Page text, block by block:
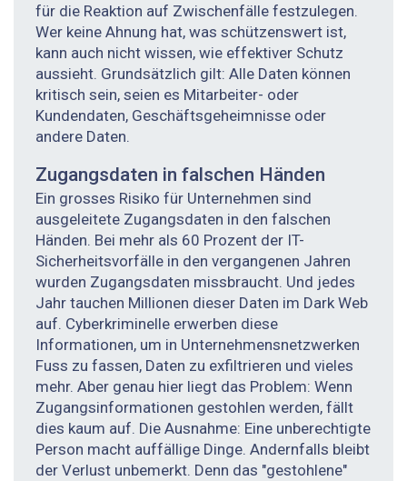
für die Reaktion auf Zwischenfälle festzulegen.
Wer keine Ahnung hat, was schützenswert ist,
kann auch nicht wissen, wie effektiver Schutz
aussieht. Grundsätzlich gilt: Alle Daten können
kritisch sein, seien es Mitarbeiter- oder
Kundendaten, Geschäftsgeheimnisse oder
andere Daten.
Zugangsdaten in falschen Händen
Ein grosses Risiko für Unternehmen sind
ausgeleitete Zugangsdaten in den falschen
Händen. Bei mehr als 60 Prozent der IT-
Sicherheitsvorfälle in den vergangenen Jahren
wurden Zugangsdaten missbraucht. Und jedes
Jahr tauchen Millionen dieser Daten im Dark Web
auf. Cyberkriminelle erwerben diese
Informationen, um in Unternehmensnetzwerken
Fuss zu fassen, Daten zu exfiltrieren und vieles
mehr. Aber genau hier liegt das Problem: Wenn
Zugangsinformationen gestohlen werden, fällt
dies kaum auf. Die Ausnahme: Eine unberechtigte
Person macht auffällige Dinge. Andernfalls bleibt
der Verlust unbemerkt. Denn das "gestohlene"